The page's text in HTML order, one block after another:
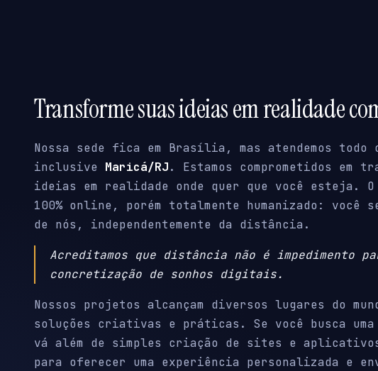
Transforme suas ideias em realidade
Nossa sede fica em Brasília, mas atendemos
inclusive Maricá/RJ. Estamos comprometidos em
ideias em realidade onde quer que você esteja. O
100% online, porém totalmente humanizado: você
de nós, independentemente da distância.
Acreditamos que distância não é impedimento
concretização de sonhos digitais.
Nossos projetos alcançam diversos lugares do
soluções criativas e práticas. Se você busca
vá além de simples criação de sites e
para oferecer uma experiência personalizada e